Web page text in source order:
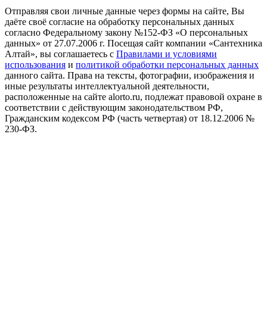
Отправляя свои личные данные через формы на сайте, Вы
даёте своё согласие на обработку персональных данных
согласно Федеральному закону №152-ФЗ «О персональных
данных» от 27.07.2006 г. Посещая сайт компании «Cантехника
Алтай», вы соглашаетесь с Правилами и условиями
использования и политикой обработки персональных данных
данного сайта. Права на тексты, фотографии, изображения и
иные результаты интеллектуальной деятельности,
расположенные на сайте alorto.ru, подлежат правовой охране в
соответствии с действующим законодательством РФ,
Гражданским кодексом РФ (часть четвертая) от 18.12.2006 №
230-ФЗ.